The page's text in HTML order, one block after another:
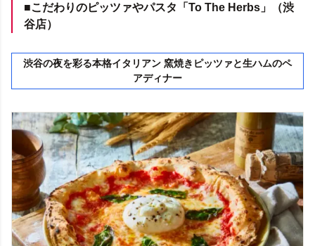
■こだわりのピッツァやパスタ「To The Herbs」（渋
谷店）
渋谷の夜を彩る本格イタリアン 窯焼きピッツァと生ハムのペ
アディナー